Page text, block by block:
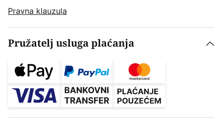
Pravna klauzula
Pružatelj usluga plaćanja